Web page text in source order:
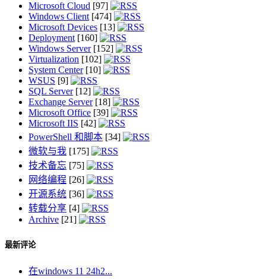
Microsoft Cloud [97]
Windows Client[474]
Microsoft Devices [13]
Deployment[160]
Windows Server[152]
Virtualization [102]
System Center[10]
WSUS [9]
SQL Server[12]
Exchange Server[18]
Microsoft Office [39]
Microsoft IIS [42]
PowerShell 和脚本 [34]
微软与我 [175]
技术备忘 [75]
网络编程 [26]
开源系统 [36]
转载分享 [4]
Archive [21]
最新评论
在windows 11 24h2...